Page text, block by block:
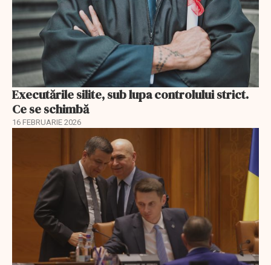
Executările silite, sub lupa controlului strict.
Ce se schimbă
16 FEBRUARIE 2026